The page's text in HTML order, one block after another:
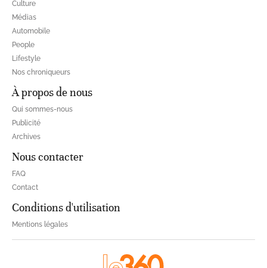
Culture
Médias
Automobile
People
Lifestyle
Nos chroniqueurs
À propos de nous
Qui sommes-nous
Publicité
Archives
Nous contacter
FAQ
Contact
Conditions d'utilisation
Mentions légales